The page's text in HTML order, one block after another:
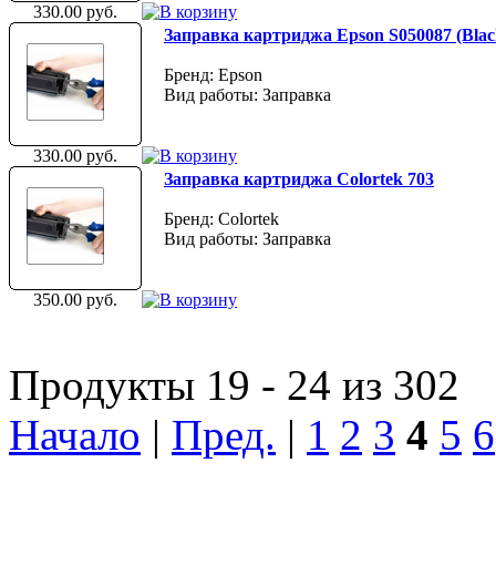
330.00 руб.
Заправка картриджа Epson S050087
Бренд: Epson
Вид работы: Заправка
330.00 руб.
Заправка картриджа Colortek 703
Бренд: Colortek
Вид работы: Заправка
350.00 руб.
Продукты 19 - 24 из 302
Начало | Пред. | 1 2 3 4 5 6